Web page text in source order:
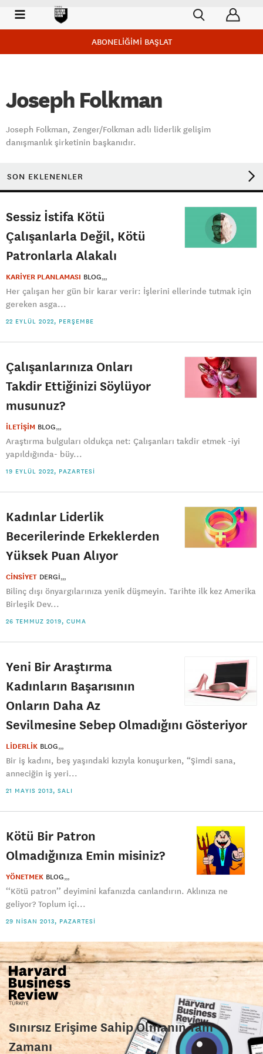
ABONELİĞİMİ BAŞLAT
Joseph Folkman
Joseph Folkman, Zenger/Folkman adlı liderlik gelişim
danışmanlık şirketinin başkanıdır.
SON EKLENENLER
Sessiz İstifa Kötü
Çalışanlarla Değil, Kötü
Patronlarla Alakalı
KARİYER PLANLAMASI BLOG
Her çalışan her gün bir karar verir: İşlerini ellerinde tutmak için
gereken asga...
22 EYLÜL 2022, PERŞEMBE
Çalışanlarınıza Onları
Takdir Ettiğinizi Söylüyor
musunuz?
İLETİŞİM BLOG
Araştırma bulguları oldukça net: Çalışanları takdir etmek -iyi
yapıldığında- büy...
19 EYLÜL 2022, PAZARTESI
Kadınlar Liderlik
Becerilerinde Erkeklerden
Yüksek Puan Alıyor
CİNSİYET DERGI
Bilinç dışı önyargılarınıza yenik düşmeyin. Tarihte ilk kez Amerika
Birleşik Dev...
26 TEMMUZ 2019, CUMA
Yeni Bir Araştırma
Kadınların Başarısının
Onların Daha Az
Sevilmesine Sebep Olmadığını Gösteriyor
LİDERLİK BLOG
Bir iş kadını, beş yaşındaki kızıyla konuşurken, “Şimdi sana,
anneciğin iş yeri...
21 MAYIS 2013, SALI
Kötü Bir Patron
Olmadığınıza Emin misiniz?
YÖNETMEK BLOG
‘‘Kötü patron’’ deyimini kafanızda canlandırın. Aklınıza ne
geliyor? Toplum içi...
29 NISAN 2013, PAZARTESI
Sınırsız Erişime Sahip Olmanın Tam
Zamanı